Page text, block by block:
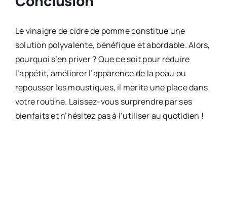
Le vinaigre de cidre de pomme constitue une
solution polyvalente, bénéfique et abordable. Alors,
pourquoi s’en priver ? Que ce soit pour réduire
l’appétit, améliorer l’apparence de la peau ou
repousser les moustiques, il mérite une place dans
votre routine. Laissez-vous surprendre par ses
bienfaits et n’hésitez pas à l’utiliser au quotidien !